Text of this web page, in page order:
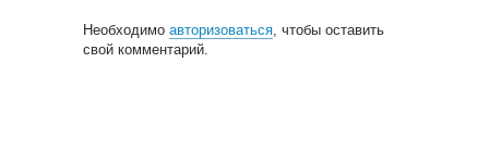
Необходимоавторизоваться, чтобы оставить
свой комментарий.